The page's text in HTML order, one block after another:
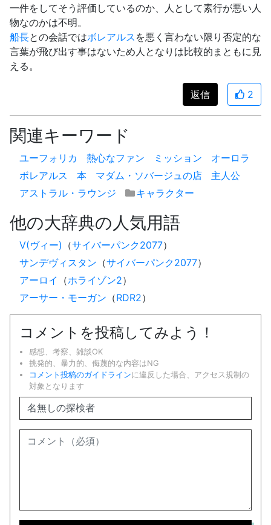
一件をしてそう評価しているのか、人として素行が悪い人
物なのかは不明。
船長との会話ではボレアルス を悪く言わない限り否定的な
言葉が飛び出す事はないため人となりは比較的まともに見
える。
返信 2
関連キーワード
ユーフォリカ 熱心なファン ミッション
オーロラ
ボレアルス
本 マダム・ソバージュの店
主人公
アストラル・ラウンジ
キャラクター
他の大辞典の人気用語
V(ヴィー) （サイバーパンク2077）
サンデヴィスタン （サイバーパンク2077）
アーロイ
（ホライゾン2）
アーサー・モーガン （RDR2）
コメントを投稿してみよう！
感想、考察、雑談OK
挑発的、暴力的、侮蔑的な内容はNG
コメント投稿のガイドラインに違反した場合、アクセス規制の
対象となります